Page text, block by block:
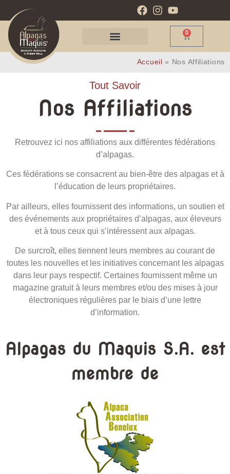
0
Accueil » Nos Affiliations
Tout Savoir
Nos Affiliations
Retrouvez ici nos affiliations aux différentes fédérations
d’alpagas.
Ces fédérations se consacrent au bien-être des alpagas et à
l’éducation de leurs propriétaires.
Par ailleurs, elles fournissent des informations, un soutien et
des événements aux propriétaires d’alpagas, aux éleveurs
et à tous ceux qui s’intéressent aux alpagas.
De surcroît, elles tiennent leurs membres au courant de
toutes les nouvelles et les initiatives concernant les alpagas
dans leur pays respectif. Certaines fournissent même un
magazine gratuit à leurs membres et/ou des mises à jour
électroniques régulières par le biais d’une lettre
d’information.
Alpagas du Maquis S.A. est
membre de